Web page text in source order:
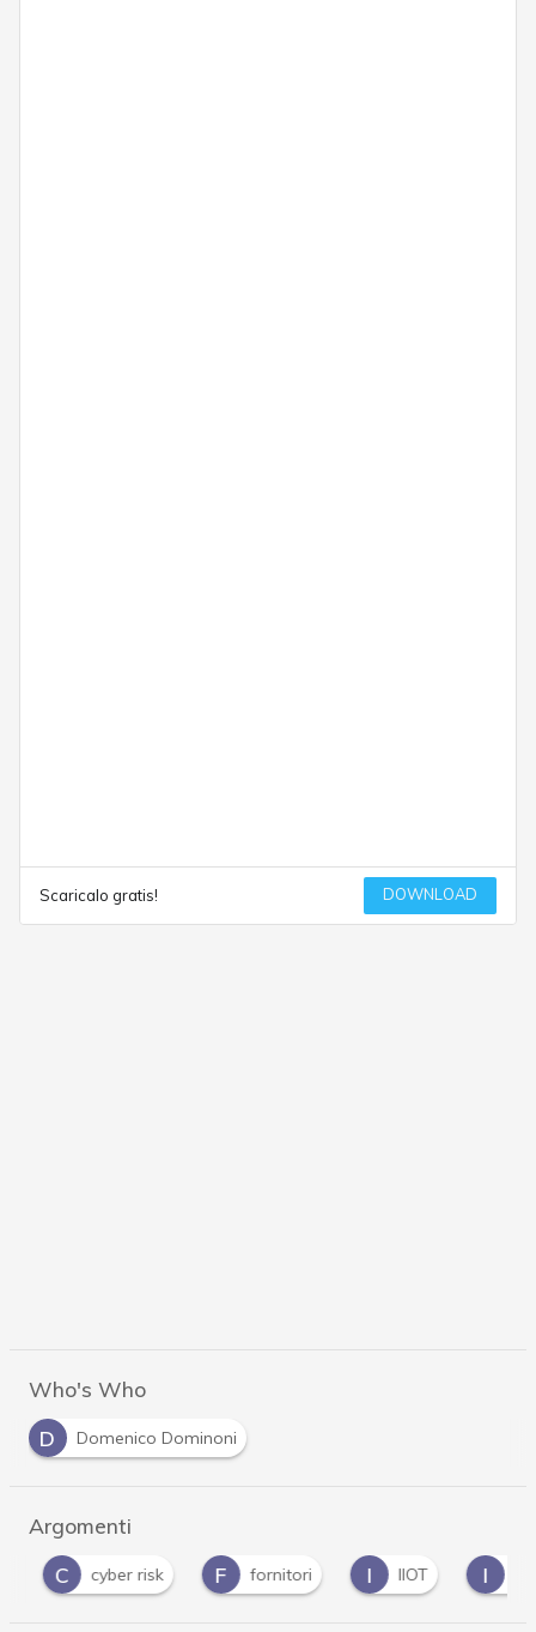
Scaricalo gratis! DOWNLOAD
Who's Who
D
Domenico Dominoni
Argomenti
C
cyber risk F fornitori I IIOT I Iot